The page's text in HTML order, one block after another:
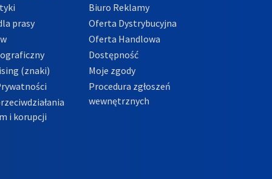
prasy
(znaki)
i korupcji
Biuro Reklamy
Oferta Dystrybucyjna
Oferta Handlowa
Dostępność
Moje zgody
Procedura zgłoszeń
wewnętrznych